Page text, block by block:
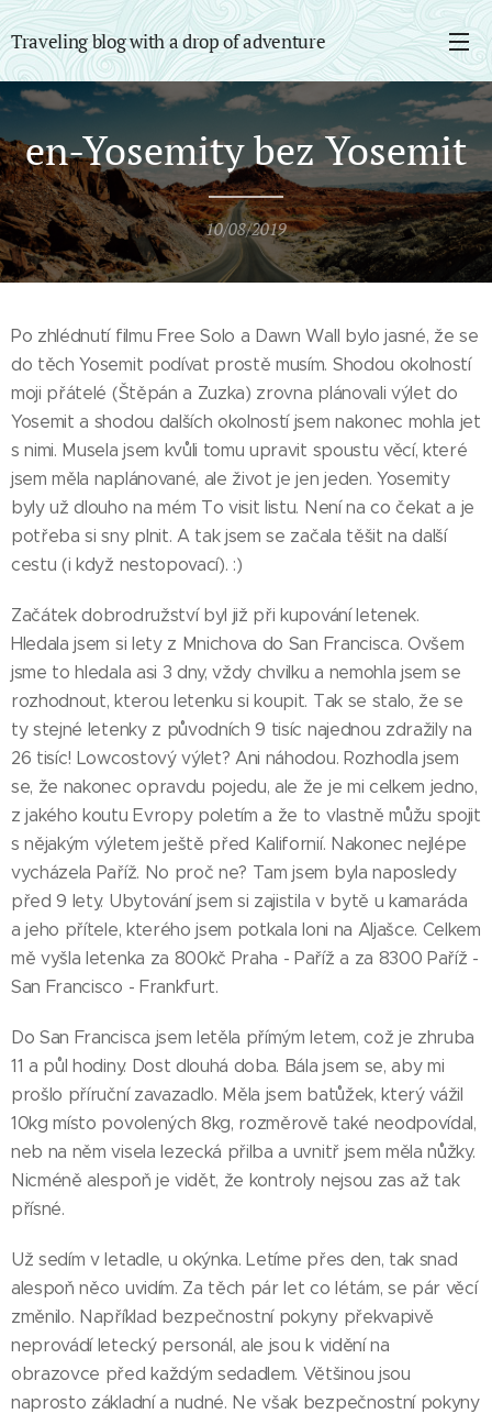
Traveling blog with a drop of adventure
en-Yosemity bez Yosemit
10/08/2019
Po zhlédnutí filmu Free Solo a Dawn Wall bylo jasné, že se
do těch Yosemit podívat prostě musím. Shodou okolností
moji přátelé (Štěpán a Zuzka) zrovna plánovali výlet do
Yosemit a shodou dalších okolností jsem nakonec mohla jet
s nimi. Musela jsem kvůli tomu upravit spoustu věcí, které
jsem měla naplánované, ale život je jen jeden. Yosemity
byly už dlouho na mém To visit listu. Není na co čekat a je
potřeba si sny plnit. A tak jsem se začala těšit na další
cestu (i když nestopovací). :)
Začátek dobrodružství byl již při kupování letenek.
Hledala jsem si lety z Mnichova do San Francisca. Ovšem
jsme to hledala asi 3 dny, vždy chvilku a nemohla jsem se
rozhodnout, kterou letenku si koupit. Tak se stalo, že se
ty stejné letenky z původních 9 tisíc najednou zdražily na
26 tisíc! Lowcostový výlet? Ani náhodou. Rozhodla jsem
se, že nakonec opravdu pojedu, ale že je mi celkem jedno,
z jakého koutu Evropy poletím a že to vlastně můžu spojit
s nějakým výletem ještě před Kalifornií. Nakonec nejlépe
vycházela Paříž. No proč ne? Tam jsem byla naposledy
před 9 lety. Ubytování jsem si zajistila v bytě u kamaráda
a jeho přítele, kterého jsem potkala loni na Aljašce. Celkem
mě vyšla letenka za 800kč Praha - Paříž a za 8300 Paříž -
San Francisco - Frankfurt.
Do San Francisca jsem letěla přímým letem, což je zhruba
11 a půl hodiny. Dost dlouhá doba. Bála jsem se, aby mi
prošlo příruční zavazadlo. Měla jsem batůžek, který vážil
10kg místo povolených 8kg, rozměrově také neodpovídal,
neb na něm visela lezecká přilba a uvnitř jsem měla nůžky.
Nicméně alespoň je vidět, že kontroly nejsou zas až tak
přísné.
Už sedím v letadle, u okýnka. Letíme přes den, tak snad
alespoň něco uvidím. Za těch pár let co létám, se pár věcí
změnilo. Například bezpečnostní pokyny překvapivě
neprovádí letecký personál, ale jsou k vidění na
obrazovce před každým sedadlem. Většinou jsou
naprosto základní a nudné. Ne však bezpečnostní pokyny